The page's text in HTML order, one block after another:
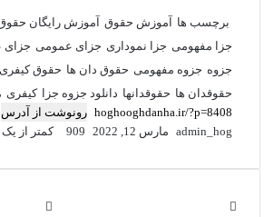
برچسب ها آموزش حقوق آموزش رایگان
جزا مفهومی جزا نموداری جزای عمومی جزای
جزوه جزوه مفهومی حقوق دان ها حقوق کیفری
حقوقدان ها حقوقدانها دانلود جزوه جزا کیفری
رونوشت از آدرس
admin_hog مارس 12, 2022 909 کمتر از یک